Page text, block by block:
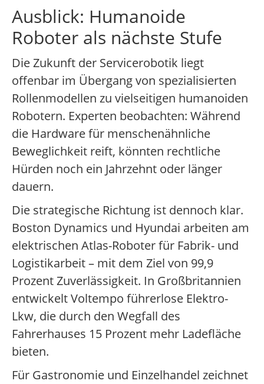
Ausblick: Humanoide
Roboter als nächste Stufe
Die Zukunft der Servicerobotik liegt
offenbar im Übergang von spezialisierten
Rollenmodellen zu vielseitigen humanoiden
Robotern. Experten beobachten: Während
die Hardware für menschenähnliche
Beweglichkeit reift, könnten rechtliche
Hürden noch ein Jahrzehnt oder länger
dauern.
Die strategische Richtung ist dennoch klar.
Boston Dynamics und Hyundai arbeiten am
elektrischen Atlas-Roboter für Fabrik- und
Logistikarbeit – mit dem Ziel von 99,9
Prozent Zuverlässigkeit. In Großbritannien
entwickelt Voltempo führerlose Elektro-
Lkw, die durch den Wegfall des
Fahrerhauses 15 Prozent mehr Ladefläche
bieten.
Für Gastronomie und Einzelhandel zeichnet